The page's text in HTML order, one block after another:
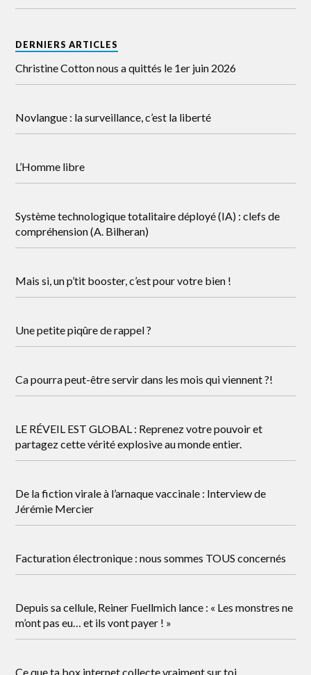
DERNIERS ARTICLES
Christine Cotton nous a quittés le 1er juin 2026
Novlangue : la surveillance, c’est la liberté
L’Homme libre
Système technologique totalitaire déployé (IA) : clefs de
compréhension (A. Bilheran)
Mais si, un p’tit booster, c’est pour votre bien !
Une petite piqûre de rappel ?
Ca pourra peut-être servir dans les mois qui viennent ?!
LE RÉVEIL EST GLOBAL : Reprenez votre pouvoir et
partagez cette vérité explosive au monde entier.
De la fiction virale à l’arnaque vaccinale : Interview de
Jérémie Mercier
Facturation électronique : nous sommes TOUS concernés
Depuis sa cellule, Reiner Fuellmich lance : « Les monstres ne
m’ont pas eu… et ils vont payer ! »
Ce que ta box internet collecte vraiment sur toi